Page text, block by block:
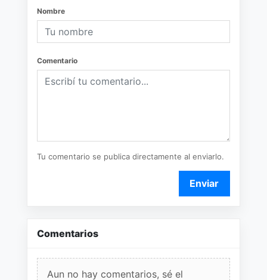
Nombre
Comentario
Tu comentario se publica directamente al enviarlo.
Enviar
Comentarios
Aun no hay comentarios, sé el